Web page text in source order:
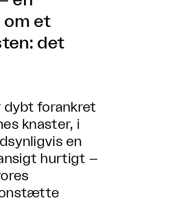
om et
det
dybt forankret
knaster, i
en
hurtigt –